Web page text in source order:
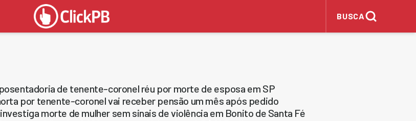
BUSCA
de tenente-coronel réu por morte de esposa em SP
por tenente-coronel vai receber pensão um mês após pedido
morte de mulher sem sinais de violência em Bonito de Santa Fé